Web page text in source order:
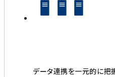
データ連携を一元的に把